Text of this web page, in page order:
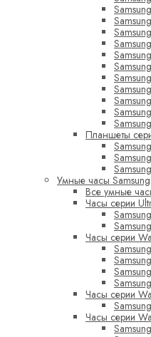
Планшеты
Умные часы Samsung
Все умные
Часы серии
Часы серии
Часы серии
Часы серии